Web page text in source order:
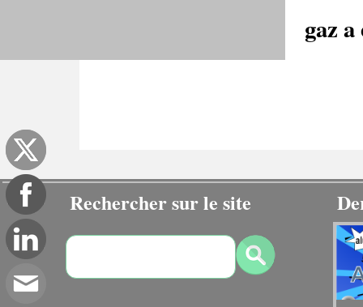
gaz
Rechercher sur le site